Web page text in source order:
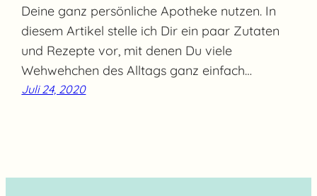
Deine ganz persönliche Apotheke nutzen. In
diesem Artikel stelle ich Dir ein paar Zutaten
und Rezepte vor, mit denen Du viele
Wehwehchen des Alltags ganz einfach…
Juli 24, 2020